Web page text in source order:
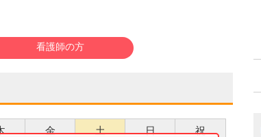
看護師の方
金 土 日 祝